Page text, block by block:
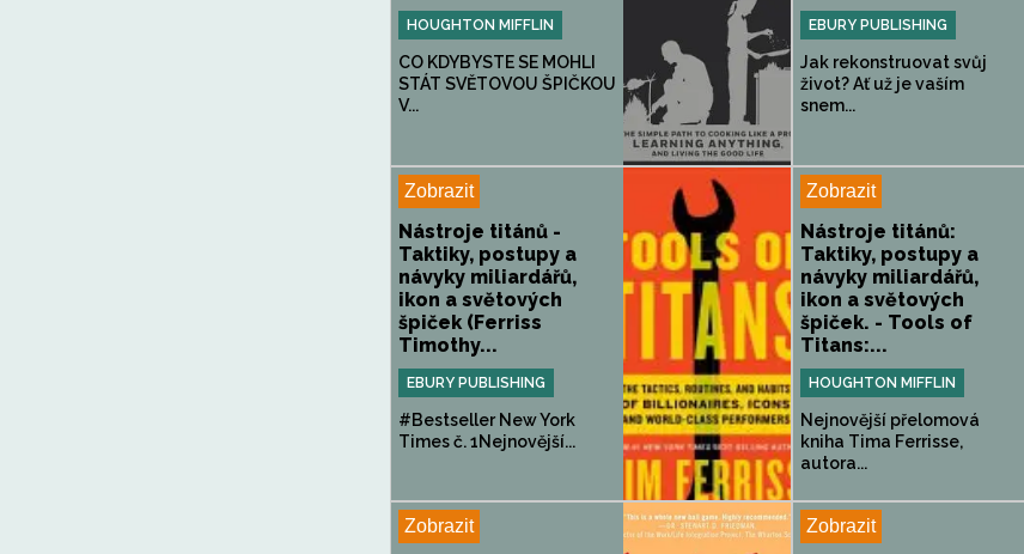
HOUGHTON MIFFLIN
CO KDYBYSTE SE MOHLI
STÁT SVĚTOVOU ŠPIČKOU
V...
EBURY PUBLISHING
Jak rekonstruovat svůj
život? Ať už je vaším
snem...
Zobrazit
Nástroje titánů -
Taktiky, postupy a
návyky miliardářů,
ikon a světových
špiček (Ferriss
Timothy...
EBURY PUBLISHING
#Bestseller New York
Times č. 1Nejnovější...
Zobrazit
Nástroje titánů:
Taktiky, postupy a
návyky miliardářů,
ikon a světových
špiček. - Tools of
Titans:...
HOUGHTON MIFFLIN
Nejnovější přelomová
kniha Tima Ferrisse,
autora...
Zobrazit Zobrazit